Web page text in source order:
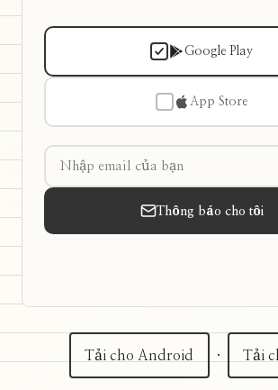
Google Play
App Store
Thông báo cho tôi
Tải cho Android · Tải